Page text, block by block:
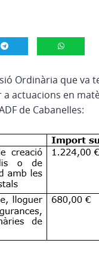
Ordinària que va
actuacions en
de Cabanelles: